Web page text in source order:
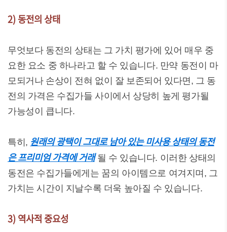
2) 동전의 상태
무엇보다 동전의 상태는 그 가치 평가에 있어 매우 중
요한 요소 중 하나라고 할 수 있습니다. 만약 동전이 마
모되거나 손상이 전혀 없이 잘 보존되어 있다면, 그 동
전의 가격은 수집가들 사이에서 상당히 높게 평가될
가능성이 큽니다.
특히, 원래의 광택이 그대로 남아 있는 미사용 상태의 동전
은 프리미엄 가격에 거래 될 수 있습니다. 이러한 상태의
동전은 수집가들에게는 꿈의 아이템으로 여겨지며, 그
가치는 시간이 지날수록 더욱 높아질 수 있습니다.
3) 역사적 중요성